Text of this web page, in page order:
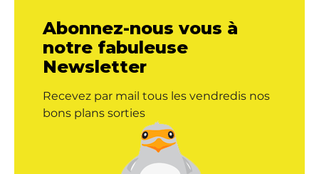
Abonnez-nous vous à
notre fabuleuse
Newsletter
Recevez par mail tous les vendredis nos
bons plans sorties